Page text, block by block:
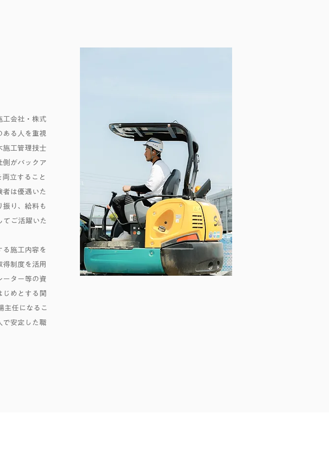
工会社・株式
ある人を重視
施工管理技士
側がバックア
立すること
者は優遇いた
振り、給料も
ご活躍いた
る施工内容を
制度を活用
ーター等の資
じめとする関
主任になるこ
で安定した職